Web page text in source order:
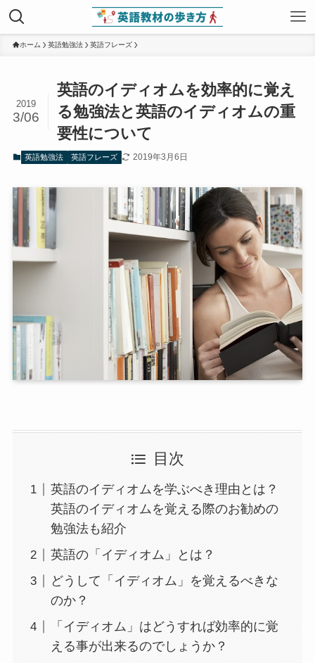
ホーム 英語勉強法 英語フレーズ
英語のイディオムを効率的に覚え
る勉強法と英語のイディオムの重
要性について
2019
3/06
英語勉強法 英語フレーズ 2019年3月6日
目次
英語のイディオムを学ぶべき理由とは？
英語のイディオムを覚える際のお勧めの
勉強法も紹介
英語の「イディオム」とは？
どうして「イディオム」を覚えるべきな
のか？
「イディオム」はどうすれば効率的に覚
える事が出来るのでしょうか？